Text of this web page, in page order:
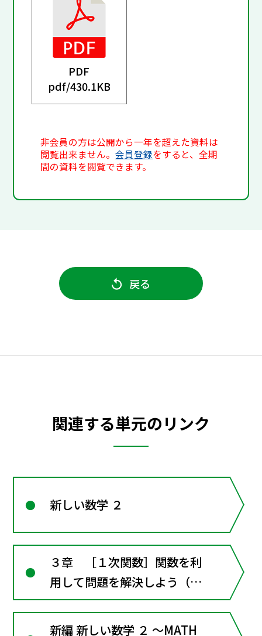
PDF
pdf/430.1KB
非会員の方は公開から一年を超えた資料は
閲覧出来ません。会員登録をすると、全期
間の資料を閲覧できます。
戻る
関連する単元のリンク
新しい数学 ２
３章 ［１次関数］関数を利
用して問題を解決しよう（章
全体にかかわる資料）
新編 新しい数学 ２ ～MATH